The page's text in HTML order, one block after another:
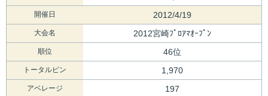
開催日 2012/4/19
大会名 2012宮崎ﾌﾟﾛｱﾏｵｰﾌﾟﾝ
順位 46位
トータルピン 1,970
アベレージ 197